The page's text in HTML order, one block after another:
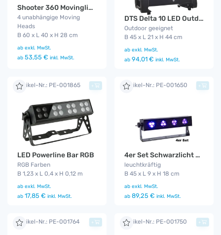
Shooter 360 Movinglight
4 unabhängige Moving
Heads
B 60 x L 40 x H 28 cm
ab exkl. MwSt.
ab 53,55 € inkl. MwSt.
DTS Delta 10 LED Outdoor Funk
Outdoor geeignet
B 45 x L 21 x H 44 cm
ab exkl. MwSt.
ab 94,01 € inkl. MwSt.
Artikel-Nr.: PE-001865
LED Powerline Bar RGB
RGB Farben
B 1,23 x L 0,4 x H 0,12 m
ab exkl. MwSt.
ab 17,85 € inkl. MwSt.
+ Artikel-Nr.: PE-001650
4er Set Schwarzlicht LED ( Blacklight - UV )
leuchtkräftig
B 45 x L 9 x H 18 cm
ab exkl. MwSt.
ab 89,25 € inkl. MwSt.
+
Artikel-Nr.: PE-001764 + Artikel-Nr.: PE-001750 +